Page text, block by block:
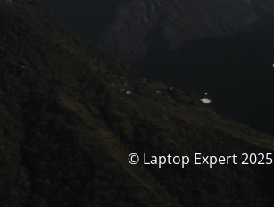
© Laptop Expert 2025